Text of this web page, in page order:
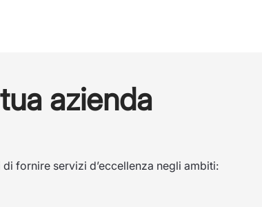
azienda
fornire servizi d’eccellenza negli ambiti: